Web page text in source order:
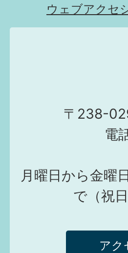
ウェブアクセ
〒238-
電
月曜日から金曜
で（祝
アク